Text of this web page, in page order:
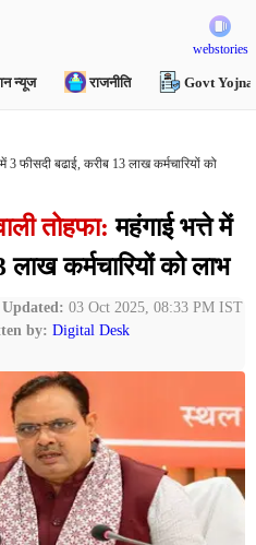
webstories
न्यूज राजनीति Govt Yojna
3 फीसदी बढाई, करीब 13 लाख कर्मचारियों को
तोहफा: महंगाई भत्ते में
कर्मचारियों को लाभ
03 Oct 2025, 08:33 PM IST
by: Digital Desk